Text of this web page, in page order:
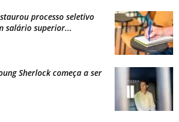
processo seletivo
salário superior...
Sherlock começa a ser